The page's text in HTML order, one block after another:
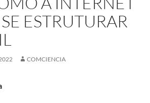
ESTRUTURAR
COMCIENCIA